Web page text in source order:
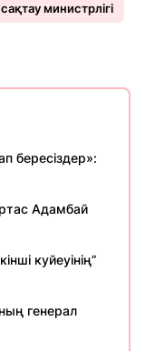
министрлігі
бересіздер»:
Адамбай
куйеуінің”
генерал